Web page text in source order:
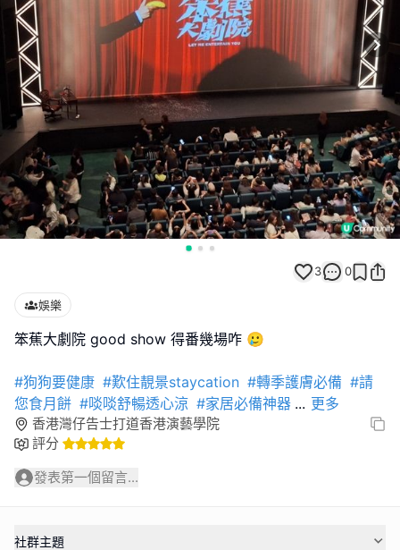
3 0
娛樂
笨蕉大劇院 good show 得番幾場咋 🥲
#狗狗要健康 #歎住靚景staycation #轉季護膚必備 #請
您食月餅 #啖啖舒暢透心涼 #家居必備神器 ... 更多
香港灣仔告士打道香港演藝學院
評分
發表第一個留言...
社群主題